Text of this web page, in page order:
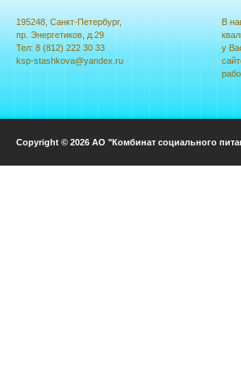
195248, Санкт-Петербург,
пр. Энергетиков, д.29
Тел: 8 (812) 222 30 33
ksp-stashkova@yandex.ru
В
у
Copyright © 2026 АО "Комбинат социального